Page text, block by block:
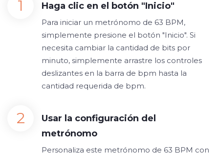
Haga clic en el botón "Inicio"
Para iniciar un metrónomo de 63 BPM,
simplemente presione el botón "Inicio". Si
necesita cambiar la cantidad de bits por
minuto, simplemente arrastre los controles
deslizantes en la barra de bpm hasta la
cantidad requerida de bpm.
Usar la configuración del
metrónomo
Personaliza este metrónomo de 63 BPM con